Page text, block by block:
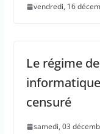
vendredi, 16
Le régime
censuré
samedi, 03